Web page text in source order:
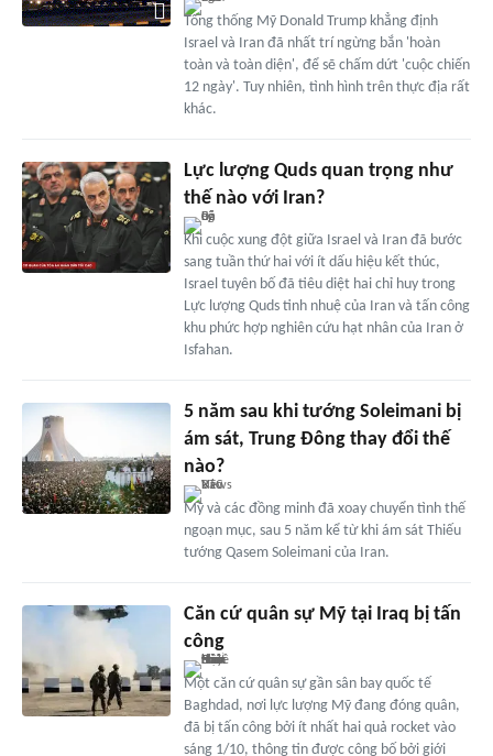
Tổng thống Mỹ Donald Trump khẳng định
Israel và Iran đã nhất trí ngừng bắn 'hoàn
toàn và toàn diện', để sẽ chấm dứt 'cuộc chiến
12 ngày'. Tuy nhiên, tình hình trên thực địa rất
khác.
Lực lượng Quds quan trọng như
thế nào với Iran?
Khi cuộc xung đột giữa Israel và Iran đã bước
sang tuần thứ hai với ít dấu hiệu kết thúc,
Israel tuyên bố đã tiêu diệt hai chỉ huy trong
Lực lượng Quds tinh nhuệ của Iran và tấn công
khu phức hợp nghiên cứu hạt nhân của Iran ở
Isfahan.
5 năm sau khi tướng Soleimani bị
ám sát, Trung Đông thay đổi thế
nào?
Mỹ và các đồng minh đã xoay chuyển tình thế
ngoạn mục, sau 5 năm kể từ khi ám sát Thiếu
tướng Qasem Soleimani của Iran.
Căn cứ quân sự Mỹ tại Iraq bị tấn
công
Một căn cứ quân sự gần sân bay quốc tế
Baghdad, nơi lực lượng Mỹ đang đóng quân,
đã bị tấn công bởi ít nhất hai quả rocket vào
sáng 1/10, thông tin được công bố bởi giới